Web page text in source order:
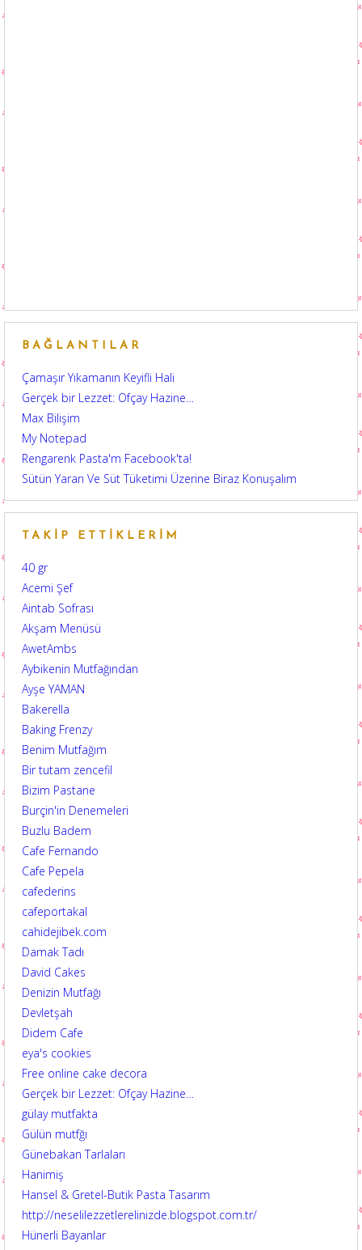
BAĞLANTILAR
Çamaşır Yıkamanın Keyifli Hali
Gerçek bir Lezzet: Ofçay Hazine…
Max Bilişim
My Notepad
Rengarenk Pasta'm Facebook'ta!
Sütün Yararı Ve Süt Tüketimi Üzerine Biraz Konuşalım
TAKIP ETTIKLERIM
40 gr
Acemi Şef
Aintab Sofrası
Akşam Menüsü
AwetAmbs
Aybikenin Mutfağından
Ayşe YAMAN
Bakerella
Baking Frenzy
Benim Mutfağım
Bir tutam zencefil
Bizim Pastane
Burçin'in Denemeleri
Buzlu Badem
Cafe Fernando
Cafe Pepela
cafederins
cafeportakal
cahidejibek.com
Damak Tadı
David Cakes
Denizin Mutfağı
Devletşah
Didem Cafe
eya's cookies
Free online cake decora
Gerçek bir Lezzet: Ofçay Hazine…
gülay mutfakta
Gülün mutfğı
Günebakan Tarlaları
Hanimiş
Hansel & Gretel-Butik Pasta Tasarım
http://neselilezzetlerelinizde.blogspot.com.tr/
Hünerli Bayanlar